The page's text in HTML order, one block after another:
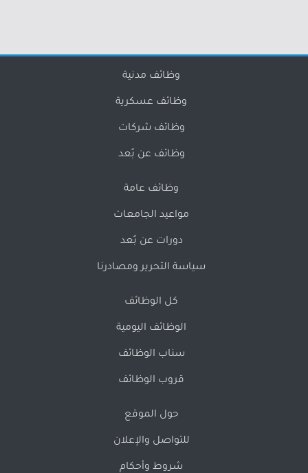
وظائف مدنية
وظائف عسكرية
وظائف شركات
وظائف عن بُعد
وظائف عامة
مواعيد الجامعات
دورات عن بُعد
سياسة التحرير ومصادرنا
كل الوظائف
الوظائف اليومية
سناب الوظائف
قروب الوظائف
حول الموقع
للتواصل والإعلان
شروط وأحكام